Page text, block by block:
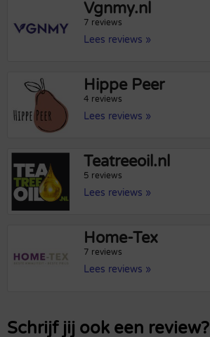
Vgnmy.nl
7 reviews
Lees reviews »
Hippe Peer
4 reviews
Lees reviews »
Teatreeoil.nl
5 reviews
Lees reviews »
Home-Tex
7 reviews
Lees reviews »
Schrijf jij ook een review?